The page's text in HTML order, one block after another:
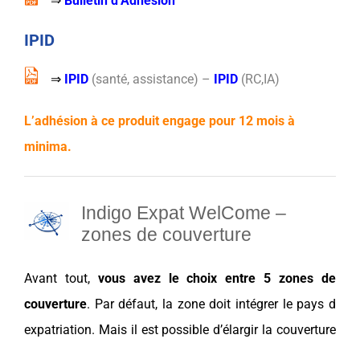
IPID
⇒ IPID (santé, assistance) – IPID (RC,IA)
L’adhésion à ce produit engage pour 12 mois à
minima.
Indigo Expat WelCome –
zones de couverture
Avant tout, vous avez le choix entre 5 zones de
couverture. Par défaut, la zone doit intégrer le pays d
expatriation. Mais il est possible d’élargir la couverture